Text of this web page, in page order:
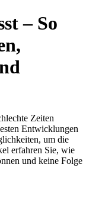
– So
Zeiten
Entwicklungen
um die
erfahren Sie, wie
und keine Folge